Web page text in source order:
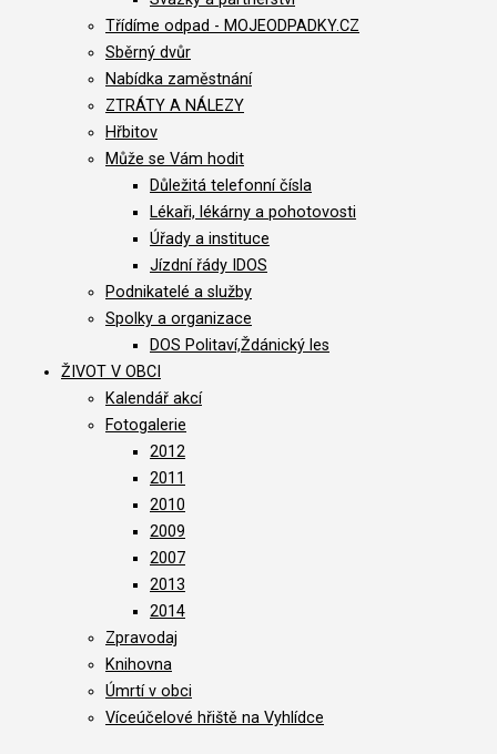
Třídíme odpad - MOJEODPADKY.CZ
Sběrný dvůr
Nabídka zaměstnání
ZTRÁTY A NÁLEZY
Hřbitov
Může se Vám hodit
Důležitá telefonní čísla
Lékaři, lékárny a pohotovosti
Úřady a instituce
Jízdní řády IDOS
Podnikatelé a služby
Spolky a organizace
DOS Politaví,Ždánický les
ŽIVOT V OBCI
Kalendář akcí
Fotogalerie
2012
2011
2010
2009
2007
2013
2014
Zpravodaj
Knihovna
Úmrtí v obci
Víceúčelové hřiště na Vyhlídce